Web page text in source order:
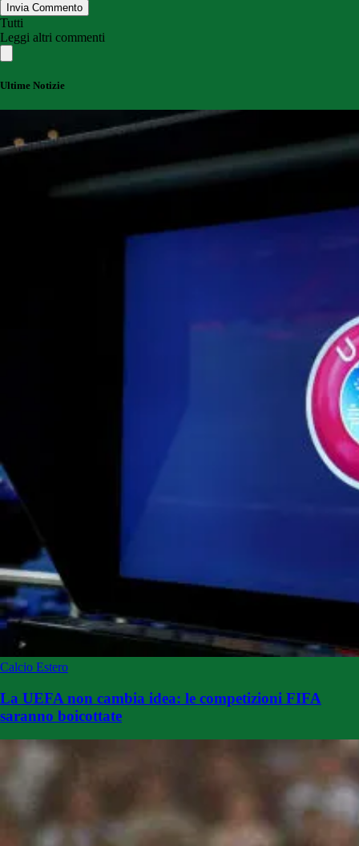
Invia Commento
Tutti
Leggi altri commenti
Ultime Notizie
Calcio Estero
La UEFA non cambia idea: le competizioni FIFA
saranno boicottate